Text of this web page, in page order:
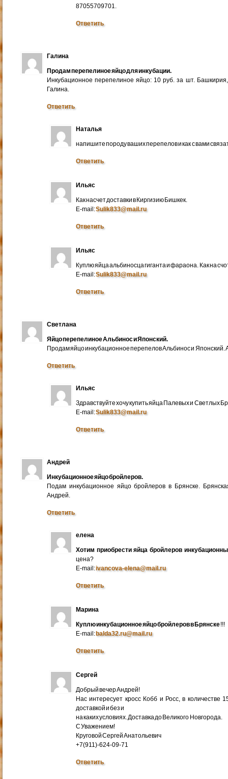
87055709701.
Ответить
Галина
Продам перепелиное яйцо для инкубации.
Инкубационное перепелиное яйцо: 10 руб. за шт.
Галина.
Ответить
Наталья
напишите породу ваших перепелов и как с вами
Ответить
Ильяс
Как насчет доставки в Киргизию Бишкек.
E-mail:Sulik833@mail.ru
Ответить
Ильяс
Куплю яйца альбиносца гиганта и фараона. Как на
E-mail:Sulik833@mail.ru
Ответить
Светлана
Яйцо перепелиное Альбинос и Японский.
Продам яйцо инкубационное перепелов Альбинос и
Ответить
Ильяс
Здравствуйте хочу купить яйца Палевых и Светлых
E-mail:Sulik833@mail.ru
Ответить
Андрей
Инкубационное яйцо бройлеров.
Подам инкубационное яйцо бройлеров в Брянске.
Андрей.
Ответить
елена
Хотим приобрести яйца бройлеров
цена?
E-mail:ivancova-elena@mail.ru
Ответить
Марина
Куплю инкубационное яйцо бройлеров в Брянске!!!
E-mail:balda32.ru@mail.ru
Ответить
Сергей
Добрый вечер Андрей!
Нас интересует кросс Кобб и Росс, в количестве
доставкой и без и
на каких условиях. Доставка до Великого Новгорода.
С Уважением!
Круговой Сергей Анатольевич
+7(911)-624-09-71
Ответить